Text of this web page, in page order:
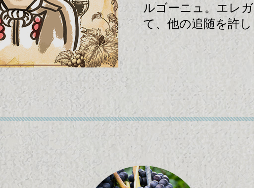
ルゴーニュ。エレ
て、他の追随を許